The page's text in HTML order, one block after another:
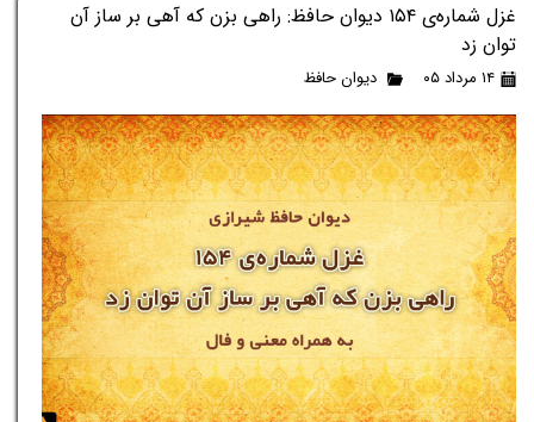
غزل شماره‌ی ۱۵۴ دیوان حافظ: راهی بزن که آهی بر ساز آن
توان زد
۱۴ مرداد ۰۵ دیوان حافظ